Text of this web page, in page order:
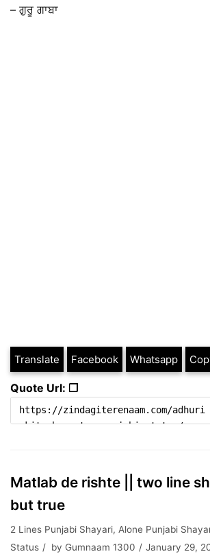
– ਗੁਰੂ ਗਾਬਾ
Translate Facebook Whatsapp
Quote Url: ❐
Matlab de rishte || two line
but true
2 Lines Punjabi Shayari, Alone Punjabi
Status
by Gumnaam 1300 January 29,